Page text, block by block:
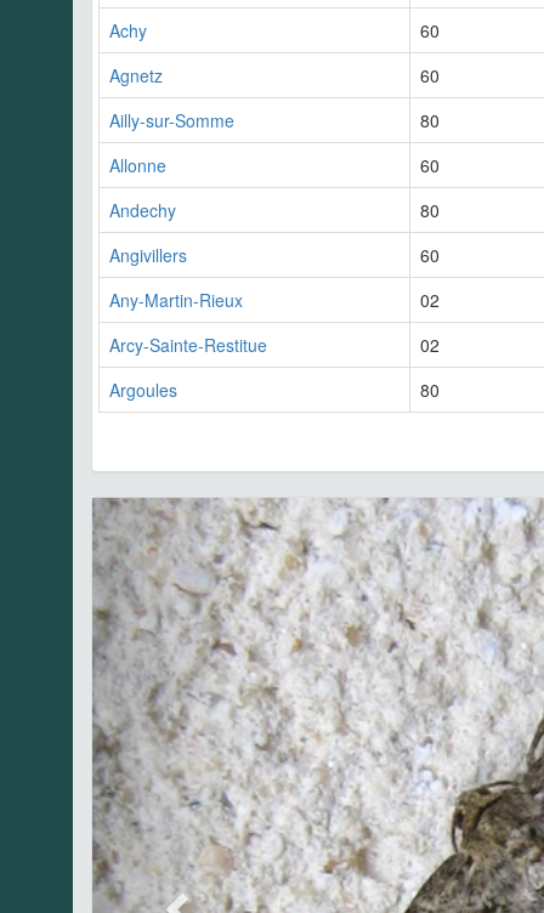
Achy
60
Agnetz
60
Ailly-sur-Somme
80
Allonne
60
Andechy
80
Angivillers
60
Any-Martin-Rieux
02
Arcy-Sainte-Restitue
02
Argoules
80